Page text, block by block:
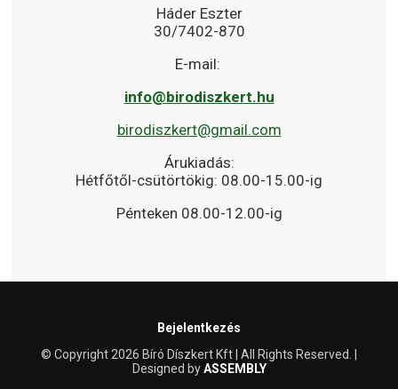
Háder Eszter
30/7402-870
E-mail:
info@birodiszkert.hu
birodiszkert@gmail.com
Árukiadás:
Hétfőtől-csütörtökig: 08.00-15.00-ig
Pénteken 08.00-12.00-ig
Bejelentkezés
© Copyright 2026 Bíró Díszkert Kft | All Rights Reserved. |
Designed byASSEMBLY